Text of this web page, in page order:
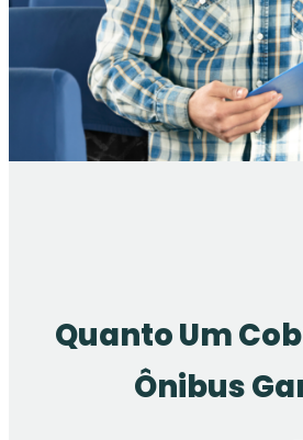
Quanto Um
Ônibus